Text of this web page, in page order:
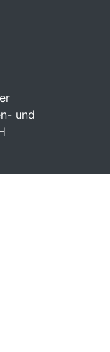
und